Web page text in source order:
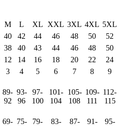
M L XL XXL 3XL 4XL 5XL
40 42 44 46 48 50
52
38 40 43 44 46 48
50
12 14 16 18 20 22
24
3 4 5 6 7 8
9
89-
92
93-
96
97-
100
101-
104
105-
108
109-
111
112-
115
69- 75-
79-
83-
87-
91-
95-